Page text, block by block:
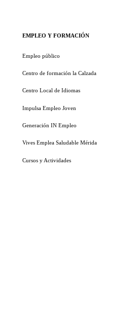
EMPLEO Y FORMACIÓN
Empleo público
Centro de formación la Calzada
Centro Local de Idiomas
Impulsa Empleo Joven
Generación IN Empleo
Vives Emplea Saludable Mérida
Cursos y Actividades